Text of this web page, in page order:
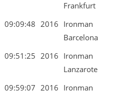
Frankfurt
09:09:48 2016 Ironman
Barcelona
09:51:25 2016 Ironman
Lanzarote
09:59:07 2016 Ironman